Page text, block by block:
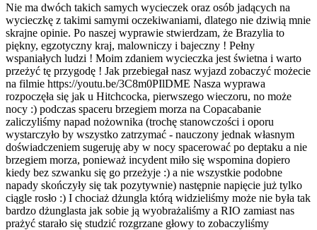
Nie ma dwóch takich samych wycieczek oraz osób jadących na
wycieczkę z takimi samymi oczekiwaniami, dlatego nie dziwią mnie
skrajne opinie. Po naszej wyprawie stwierdzam, że Brazylia to
piękny, egzotyczny kraj, malowniczy i bajeczny ! Pełny
wspaniałych ludzi ! Moim zdaniem wycieczka jest świetna i warto
przeżyć tę przygodę ! Jak przebiegał nasz wyjazd zobaczyć możecie
na filmie https://youtu.be/3C8m0PIlDME Nasza wyprawa
rozpoczęła się jak u Hitchcocka, pierwszego wieczoru, no może
nocy :) podczas spaceru brzegiem morza na Copacabanie
zaliczyliśmy napad nożownika (trochę stanowczości i oporu
wystarczyło by wszystko zatrzymać - nauczony jednak własnym
doświadczeniem sugeruję aby w nocy spacerować po deptaku a nie
brzegiem morza, ponieważ incydent miło się wspomina dopiero
kiedy bez szwanku się go przeżyje :) a nie wszystkie podobne
napady skończyły się tak pozytywnie) następnie napięcie już tylko
ciągle rosło :) I chociaż dżungla którą widzieliśmy może nie była tak
bardzo dżunglasta jak sobie ją wyobrażaliśmy a RIO zamiast nas
prażyć starało się studzić rozgrzane głowy to zobaczyliśmy